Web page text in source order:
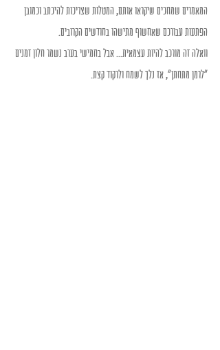
המאמרים שמחכים שיקראו אותם, המטלות שצריכות להיכתב וכמובן
הפתעות עבורכם שאחשוף מתישהו בחודשים הקרובים.
וואלה זה מורכב להיות עצמאית... אבל בחמישי בערב נשמר חלון זמנים
"לרמן מתחתן", אז נלך לשמח ולרקוד קצת.